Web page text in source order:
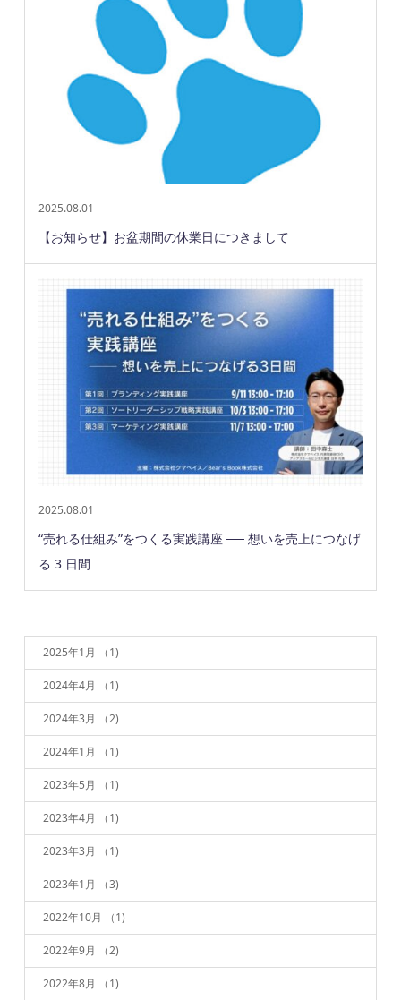
2025.08.01
【お知らせ】お盆期間の休業日につきまして
2025.08.01
“売れる仕組み”をつくる実践講座 ── 想いを売上につなげ
る 3 日間
2025年1月 （1)
2024年4月 （1)
2024年3月 （2)
2024年1月 （1)
2023年5月 （1)
2023年4月 （1)
2023年3月 （1)
2023年1月 （3)
2022年10月 （1)
2022年9月 （2)
2022年8月 （1)